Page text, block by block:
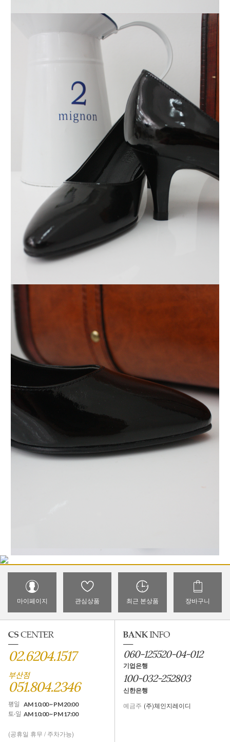
마이페이지 관심상품 최근 본상품 장바구니
02.6204.1517
부산점
051.804.2346
평일 AM 10:00 ~ PM 20:00
토·일 AM 10:00 ~ PM 17:00
(공휴일 휴무 / 주차가능)
060-125520-04-012
기업은행
100-032-252803
신한은행
예금주 (주)체인지레이디